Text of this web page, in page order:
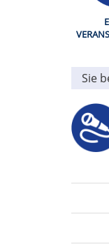
Sie